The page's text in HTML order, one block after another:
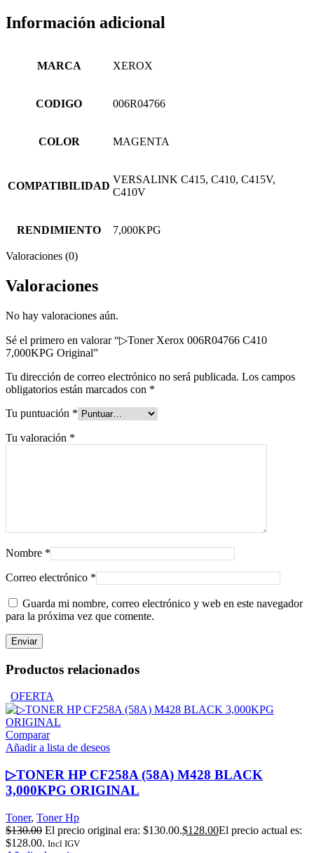
Información adicional
MARCA XEROX
CODIGO 006R04766
COLOR MAGENTA
COMPATIBILIDAD
VERSALINK C415, C410, C415V,
C410V
RENDIMIENTO 7,000KPG
Valoraciones (0)
Valoraciones
No hay valoraciones aún.
Sé el primero en valorar “▷Toner Xerox 006R04766 C410
7,000KPG Original”
Tu dirección de correo electrónico no será publicada. Los campos
obligatorios están marcados con *
Tu puntuación *
Tu valoración *
Nombre *
Correo electrónico *
Guarda mi nombre, correo electrónico y web en este navegador
para la próxima vez que comente.
Productos relacionados
OFERTA
Comparar
Añadir a lista de deseos
▷TONER HP CF258A (58A) M428 BLACK
3,000KPG ORIGINAL
Toner, Toner Hp
$130.00 El precio original era: $130.00.$128.00El precio actual es:
$128.00. Incl IGV